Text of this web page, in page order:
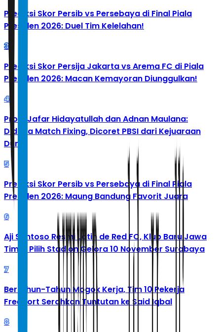
Prediksi Skor Persib vs Persebaya di Final Piala
Presiden 2026: Duel Tim Kelelahan!
3
Prediksi Skor Persija Jakarta vs Arema FC di Piala
Presiden 2026: Macan Kemayoran Diunggulkan!
4
Profil Jafar Hidayatullah dan Adnan Maulana:
Diduga Match Fixing, Dicoret PBSI dari Kejuaraan
Dunia
5
Prediksi Skor Persib vs Persebaya di Final Piala
Presiden 2026: Maung Bandung Favorit Juara
6
Aji Santoso Resmi Latih de Red FC, Klub Baru Jawa
Timur Pilih Stadion Gelora 10 November Surabaya
7
Bertahun-Tahun Mogok Kerja, Tim 10 Pekerja
Freeport Serahkan Tuntutan ke Said Iqbal
8